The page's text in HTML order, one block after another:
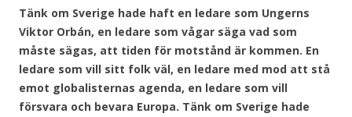
Tänk om Sverige hade haft en ledare som Ungerns
Viktor Orbán, en ledare som vågar säga vad som
måste sägas, att tiden för motstånd är kommen. En
ledare som vill sitt folk väl, en ledare med mod att stå
emot globalisternas agenda, en ledare som vill
försvara och bevara Europa. Tänk om Sverige hade